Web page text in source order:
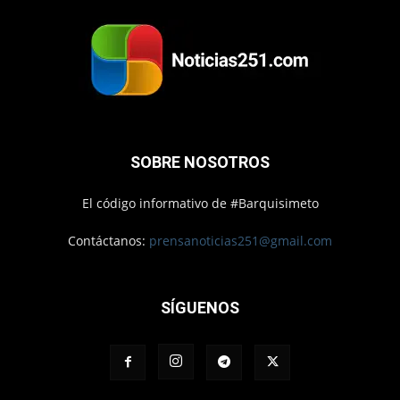
SOBRE NOSOTROS
El código informativo de #Barquisimeto
Contáctanos: prensanoticias251@gmail.com
SÍGUENOS